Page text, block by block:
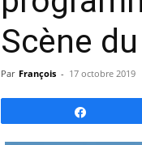
Scène
Par François - 17 octobre 2019